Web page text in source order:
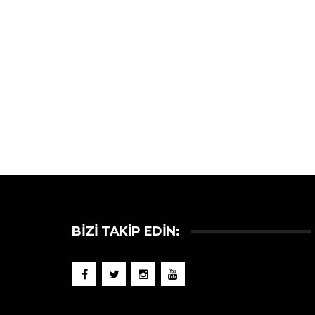
BIZI TAKIP EDIN: